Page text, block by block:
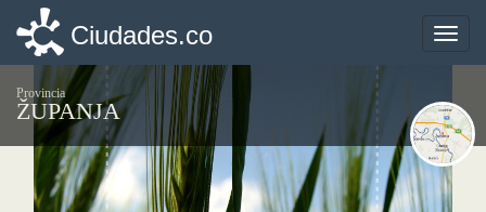
Toggle
Ciudades.co
Provincia
ŽUPANJA
Toggle
Ciudades.co